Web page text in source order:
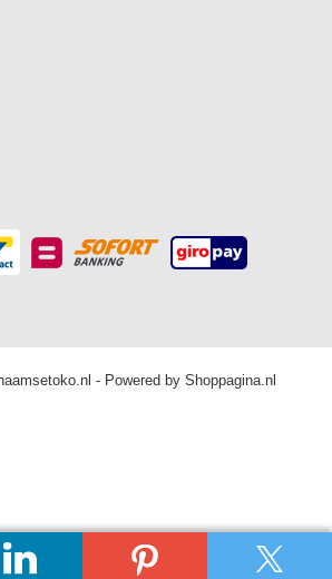
- Powered by Shoppagina.nl